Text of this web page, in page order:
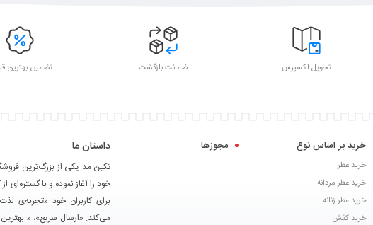
تحویل اکسپرس ضمانت بازگشت تضمین بهترین
خرید بر اساس نوع
خرید عطر
خرید عطر مردانه
خرید عطر زنانه
خرید کفش
مجوزها داستان ما
خود را آغاز نموده و با گستره‌ای
برای کاربران خود «تجربه‌ی
می‌کند. «ارسال سریع»، «